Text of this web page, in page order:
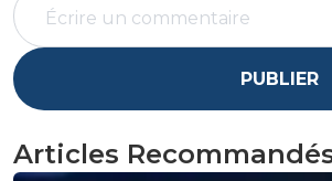
PUBLIER
Articles